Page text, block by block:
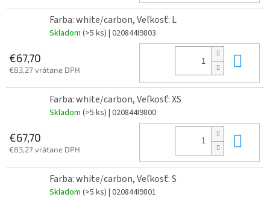
Farba: white/carbon, Veľkosť: L
Skladom (>5 ks) | 020844I9803
€67,70
€83,27 vrátane DPH
Farba: white/carbon, Veľkosť: XS
Skladom (>5 ks) | 020844I9800
€67,70
€83,27 vrátane DPH
Farba: white/carbon, Veľkosť: S
Skladom (>5 ks) | 020844I9801